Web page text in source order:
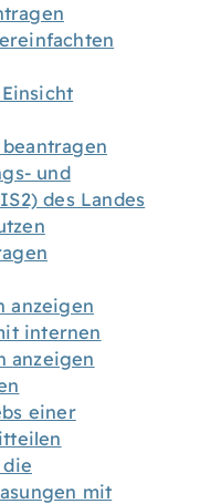
und
des Landes
anzeigen
internen
anzeigen
einer
mit